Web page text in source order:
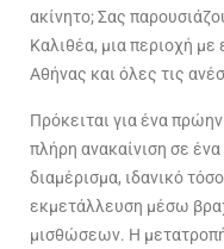
ακίνητο; Σας
Καλιθέα, μια περιοχή
Αθήνας και όλες τις
Πρόκειται για ένα
πλήρη ανακαίνιση σε
διαμέρισμα, ιδανικό
εκμετάλλευση μέσω
μισθώσεων. Η μετατροπή